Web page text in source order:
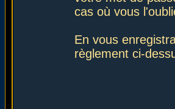
cas où vous
En vous
règlement ci-